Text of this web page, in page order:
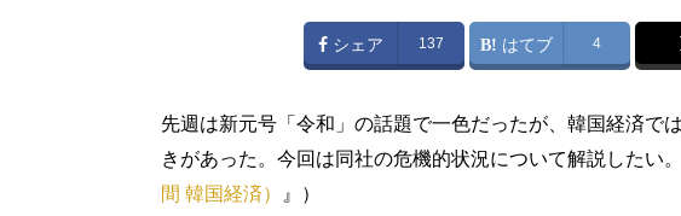
シェア 137 はてブ 4
先週は新元号「令和」の話題で一色だったが、韓国経済で
きがあった。今回は同社の危機的状況について解説したい
間 韓国経済）
』）